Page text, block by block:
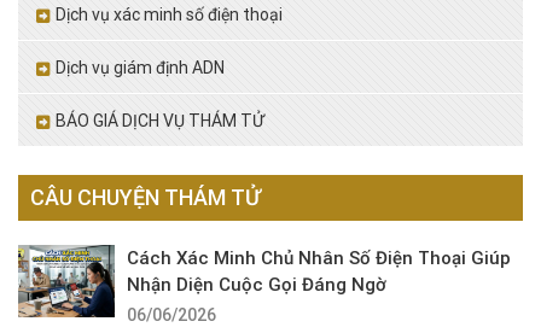
Dịch vụ xác minh số điện thoại
Dịch vụ giám định ADN
BÁO GIÁ DỊCH VỤ THÁM TỬ
CÂU CHUYỆN THÁM TỬ
Cách Xác Minh Chủ Nhân Số Điện Thoại Giúp
Nhận Diện Cuộc Gọi Đáng Ngờ
06/06/2026